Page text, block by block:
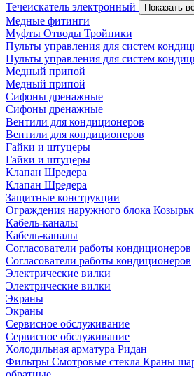
Течеискатель электронный
Показать
Медные фитинги
Муфты Отводы Тройники
Пульты управления для систем
Пульты управления для систем
Медный припой
Медный припой
Сифоны дренажные
Сифоны дренажные
Вентили для кондиционеров
Вентили для кондиционеров
Гайки и штуцеры
Гайки и штуцеры
Клапан Шредера
Клапан Шредера
Защитные конструкции
Ограждения наружного блока
Кабель-каналы
Кабель-каналы
Согласователи работы кондиционеров
Согласователи работы кондиционеров
Электрические вилки
Электрические вилки
Экраны
Экраны
Сервисное обслуживание
Сервисное обслуживание
Холодильная арматура Ридан
Фильтры Смотровые стекла Краны